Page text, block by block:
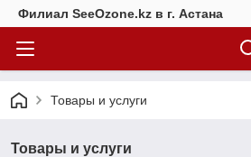
Филиал SeeOzone.kz в г. Астана
Товары и услуги
Товары и услуги